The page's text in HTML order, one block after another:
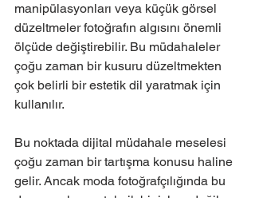
manipülasyonları veya küçük görsel
düzeltmeler fotoğrafın algısını önemli
ölçüde değiştirebilir. Bu müdahaleler
çoğu zaman bir kusuru düzeltmekten
çok belirli bir estetik dil yaratmak için
kullanılır.
Bu noktada dijital müdahale meselesi
çoğu zaman bir tartışma konusu haline
gelir. Ancak moda fotoğrafçılığında bu